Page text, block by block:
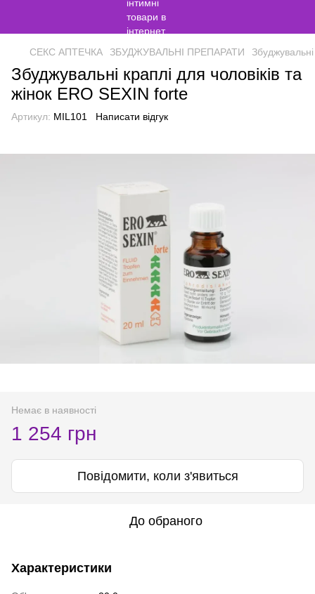
СЕКС АПТЕЧКА ЗБУДЖУВАЛЬНІ ПРЕПАРАТИ
Збуджувальні краплі для чоловіків та
жінок ERO SEXIN forte
Артикул: MIL101 Написати відгук
Немає в наявності
1 254 грн
Повідомити, коли з'явиться
До обраного
Характеристики